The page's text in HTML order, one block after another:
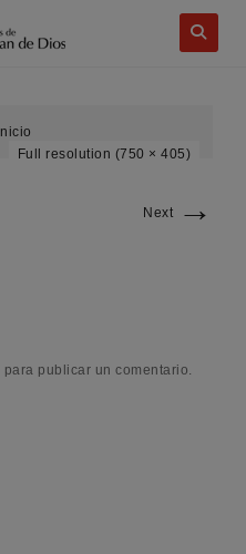
Inicio
Full resolution (750 × 405)
Next →
para publicar un comentario.